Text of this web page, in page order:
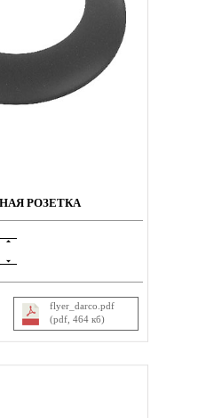
РОЗЕТКА
flyer_darco.pdf
(pdf, 464 кб)